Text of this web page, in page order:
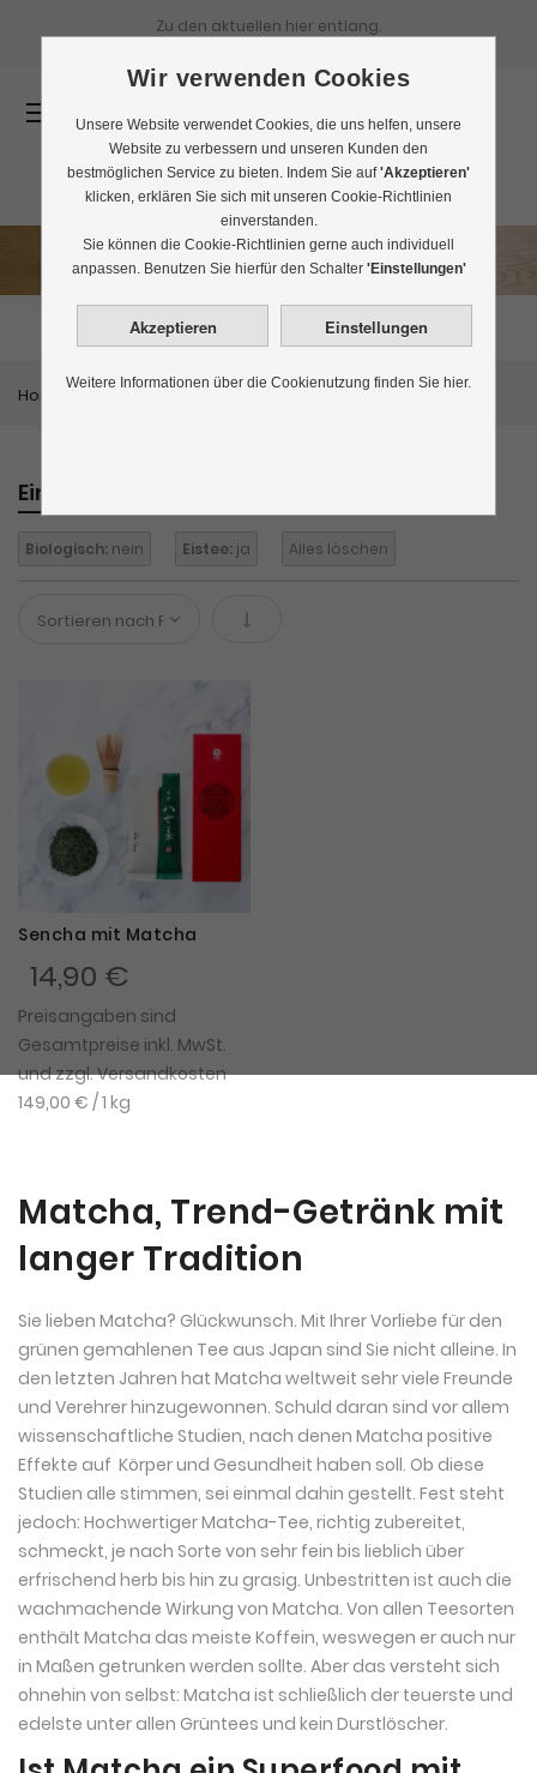
Zu den aktuellen hier entlang.
Matcha Tee kaufen
Home Matcha Tee kaufen
Einkaufen nach
Biologisch: nein Eistee: ja Alles löschen
In absteigender Reihenfolge
Sencha mit Matcha
14,90 €
Preisangaben sind
Gesamtpreise inkl. MwSt.
und zzgl.Versandkosten
149,00 € / 1 kg
Matcha, Trend-Getränk mit
langer Tradition
Sie lieben Matcha? Glückwunsch. Mit Ihrer Vorliebe für den
grünen gemahlenen Tee aus Japan sind Sie nicht alleine. In
den letzten Jahren hat Matcha weltweit sehr viele Freunde
und Verehrer hinzugewonnen. Schuld daran sind vor allem
wissenschaftliche Studien, nach denen Matcha positive
Effekte auf Körper und Gesundheit haben soll. Ob diese
Studien alle stimmen, sei einmal dahin gestellt. Fest steht
jedoch: Hochwertiger Matcha-Tee, richtig zubereitet,
schmeckt, je nach Sorte von sehr fein bis lieblich über
erfrischend herb bis hin zu grasig. Unbestritten ist auch die
wachmachende Wirkung von Matcha. Von allen Teesorten
enthält Matcha das meiste Koffein, weswegen er auch nur
in Maßen getrunken werden sollte. Aber das versteht sich
ohnehin von selbst: Matcha ist schließlich der teuerste und
edelste unter allen Grüntees und kein Durstlöscher.
Wir verwenden Cookies
Unsere Website verwendet Cookies, die uns helfen, unsere
Website zu verbessern und unseren Kunden den
bestmöglichen Service zu bieten. Indem Sie auf'Akzeptieren'
klicken, erklären Sie sich mit unseren Cookie-Richtlinien
einverstanden.
Sie können die Cookie-Richtlinien gerne auch individuell
anpassen. Benutzen Sie hierfür den Schalter 'Einstellungen'
Weitere Informationen über die Cookienutzung finden Sie hier.